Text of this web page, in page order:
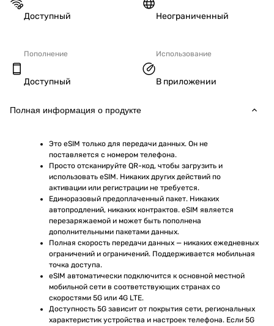
Доступный Неограниченный
Пополнение
Доступный
Использование
В приложении
Полная информация о продукте
Это eSIM только для передачи данных. Он не
поставляется с номером телефона.
Просто отсканируйте QR-код, чтобы загрузить и
использовать eSIM. Никаких других действий по
активации или регистрации не требуется.
Единоразовый предоплаченный пакет. Никаких
автопродлений, никаких контрактов. eSIM является
перезаряжаемой и может быть пополнена
дополнительными пакетами данных.
Полная скорость передачи данных — никаких ежедневных
ограничений и ограничений. Поддерживается мобильная
точка доступа.
eSIM автоматически подключится к основной местной
мобильной сети в соответствующих странах со
скоростями 5G или 4G LTE.
Доступность 5G зависит от покрытия сети, региональных
характеристик устройства и настроек телефона. Если 5G